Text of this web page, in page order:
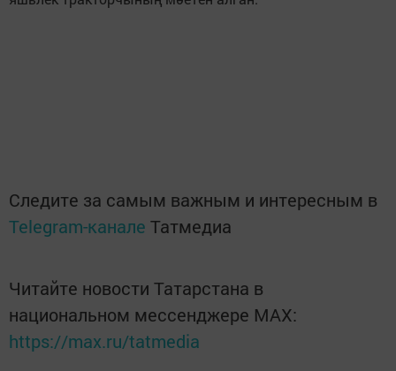
Следите за самым важным и интересным в
Telegram-канале Татмедиа
Читайте новости Татарстана в
национальном мессенджере MАХ:
https://max.ru/tatmedia